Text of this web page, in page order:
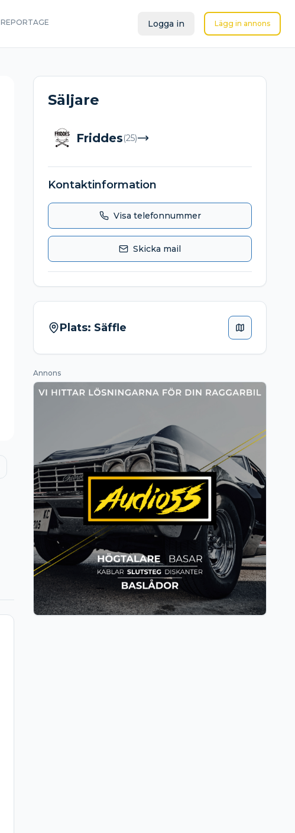
REPORTAGE Logga in Lägg in annons
Säljare
Friddes(25)
Kontaktinformation
Visa telefonnummer
Skicka mail
Plats: Säffle
Annons